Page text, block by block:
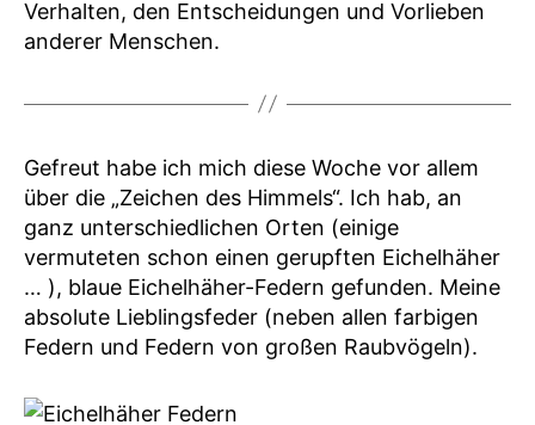
Verhalten, den Entscheidungen und Vorlieben
anderer Menschen.
Gefreut habe ich mich diese Woche vor allem
über die „Zeichen des Himmels“. Ich hab, an
ganz unterschiedlichen Orten (einige
vermuteten schon einen gerupften Eichelhäher
… ), blaue Eichelhäher-Federn gefunden. Meine
absolute Lieblingsfeder (neben allen farbigen
Federn und Federn von großen Raubvögeln).